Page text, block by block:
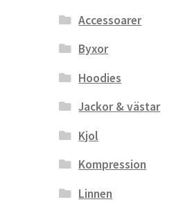
Accessoarer
Byxor
Hoodies
Jackor & västar
Kjol
Kompression
Linnen